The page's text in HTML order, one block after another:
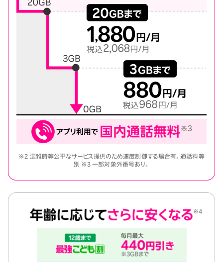
※2 混雑時等公平なサービス提供のため速度制御する場合有。通話料等
別 ※3 一部対象外番号あり。